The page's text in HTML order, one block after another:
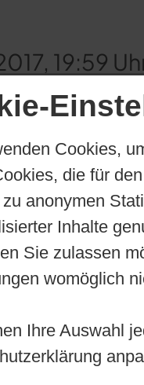
Cookies,
die für
anonymen
Inhalte
Sie zulassen
womöglich
Ihre Auswahl
19:59
in
wurde
einen